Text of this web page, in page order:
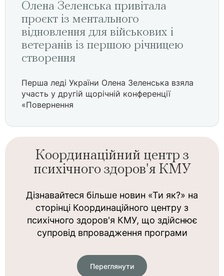
Олена Зеленська привітала
проєкт із ментального
відновлення для військових і
ветеранів із першою річницею
створення
Перша леді України Олена Зеленська взяла
участь у другій щорічній конференції
«Повернення
Координаційний центр з
психічного здоров'я КМУ
Дізнавайтеся більше новин «Ти як?» на
сторінці Координаційного центру з
психічного здоров'я КМУ, що здійснює
супровід впровадження програми
Переглянути